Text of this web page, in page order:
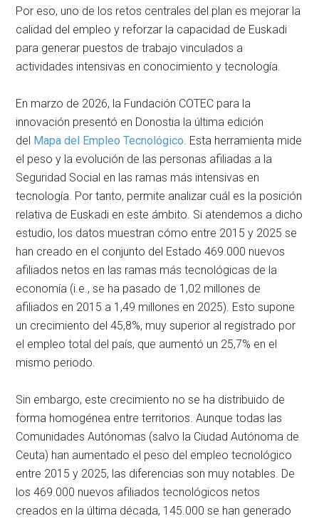
Por eso, uno de los retos centrales del plan es mejorar la
calidad del empleo y reforzar la capacidad de Euskadi
para generar puestos de trabajo vinculados a
actividades intensivas en conocimiento y tecnología.
En marzo de 2026, la Fundación COTEC para la
innovación presentó en Donostia la última edición
del Mapa del Empleo Tecnológico . Esta herramienta mide
el peso y la evolución de las personas afiliadas a la
Seguridad Social en las ramas más intensivas en
tecnología. Por tanto, permite analizar cuál es la posición
relativa de Euskadi en este ámbito. Si atendemos a dicho
estudio, los datos muestran cómo entre 2015 y 2025 se
han creado en el conjunto del Estado 469.000 nuevos
afiliados netos en las ramas más tecnológicas de la
economía (i.e., se ha pasado de 1,02 millones de
afiliados en 2015 a 1,49 millones en 2025). Esto supone
un crecimiento del 45,8%, muy superior al registrado por
el empleo total del país, que aumentó un 25,7% en el
mismo periodo.
Sin embargo, este crecimiento no se ha distribuido de
forma homogénea entre territorios. Aunque todas las
Comunidades Autónomas (salvo la Ciudad Autónoma de
Ceuta) han aumentado el peso del empleo tecnológico
entre 2015 y 2025, las diferencias son muy notables. De
los 469.000 nuevos afiliados tecnológicos netos
creados en la última década, 145.000 se han generado